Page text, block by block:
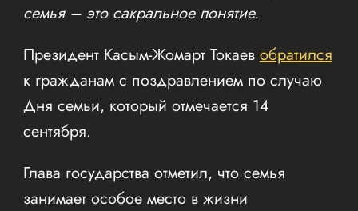
семья – это сакральное понятие.
Президент Касым-Жомарт Токаевобратился
к гражданам с поздравлением по случаю
Дня семьи, который отмечается 14
сентября.
Глава государства отметил, что семья
занимает особое место в жизни